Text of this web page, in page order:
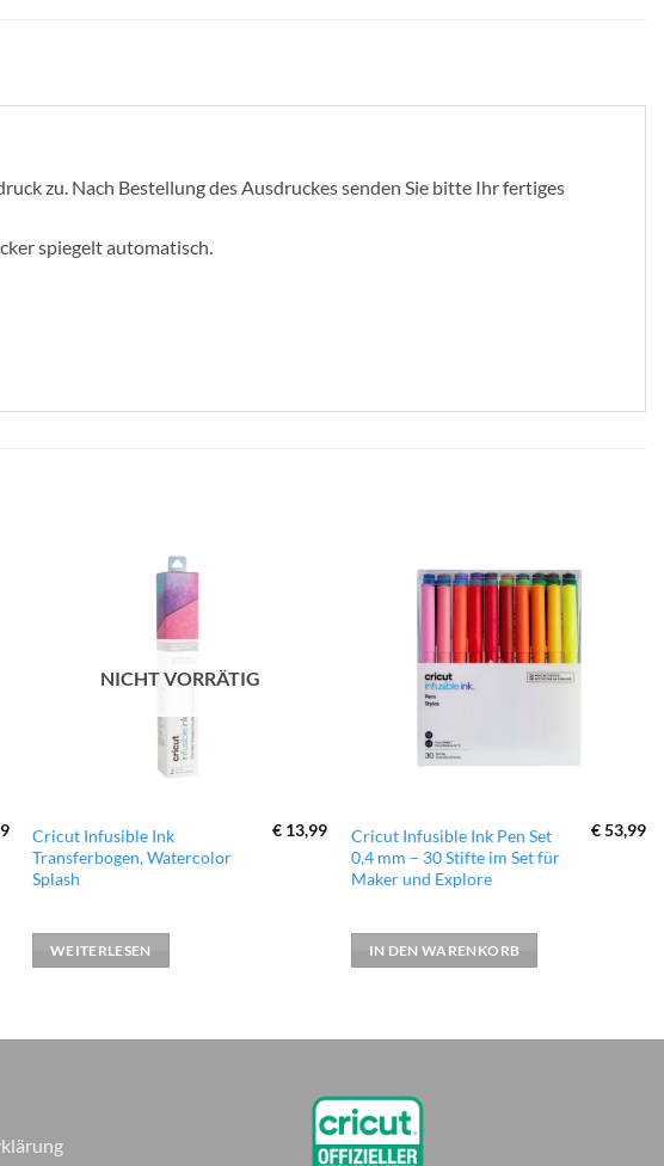
zu. Nach Bestellung des Ausdruckes senden Sie bitte Ihr fertiges
spiegelt automatisch.
NICHT VORRÄTIG
Cricut Infusible Ink
Transferbogen, Watercolor
Splash
€ 13,99
WEITERLESEN
Wunschliste
hinzufügen
Cricut Infusible Ink Pen Set
0,4 mm – 30 Stifte im Set für
Maker und Explore
€53,99
IN DEN WARENKORB